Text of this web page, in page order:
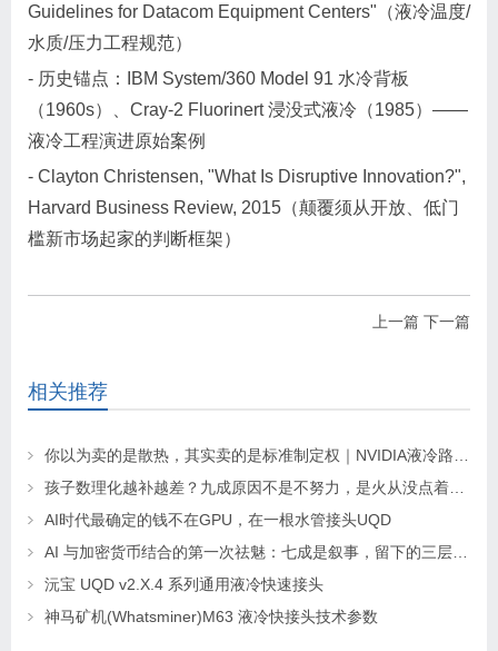
Guidelines for Datacom Equipment Centers"（液冷温度/
水质/压力工程规范）
- 历史锚点：IBM System/360 Model 91 水冷背板
（1960s）、Cray-2 Fluorinert 浸没式液冷（1985）——
液冷工程演进原始案例
- Clayton Christensen, "What Is Disruptive Innovation?",
Harvard Business Review, 2015（颠覆须从开放、低门
槛新市场起家的判断框架）
上一篇 下一篇
相关推荐
AI时代最确定的钱不在GPU，在一根水管接头UQD
沅宝 UQD v2.X.4 系列通用液冷快速接头
神马矿机(Whatsminer)M63 液冷快接头技术参数